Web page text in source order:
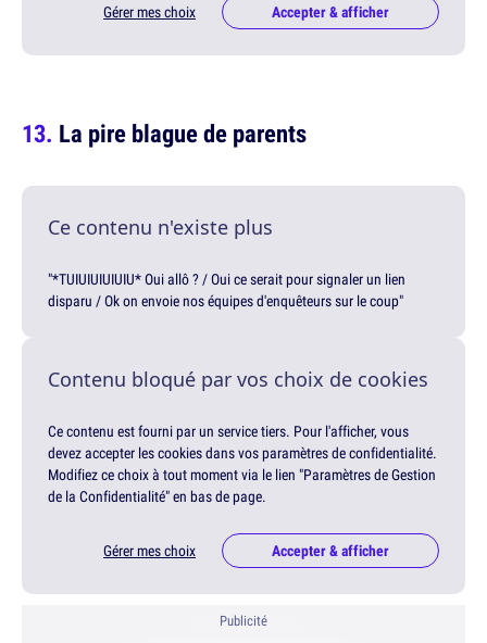
Gérer mes choix Accepter & afficher
La pire blague de parents
Ce contenu n'existe plus
"*TUIUIUIUIUIU* Oui allô ? / Oui ce serait pour signaler un lien
disparu / Ok on envoie nos équipes d'enquêteurs sur le coup"
Contenu bloqué par vos choix de cookies
Ce contenu est fourni par un service tiers. Pour l'afficher, vous
devez accepter les cookies dans vos paramètres de confidentialité.
Modifiez ce choix à tout moment via le lien "Paramètres de Gestion
de la Confidentialité" en bas de page.
Gérer mes choix Accepter & afficher
Publicité